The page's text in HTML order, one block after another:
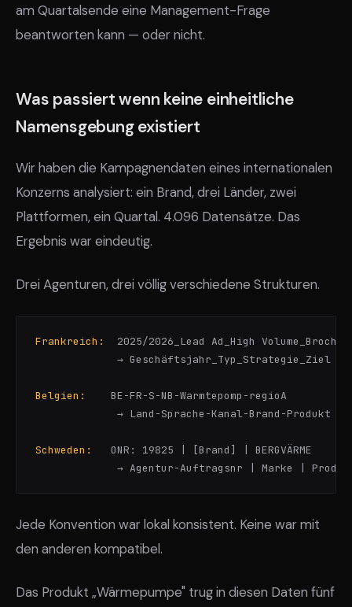
am Quartalsende eine Management-Frage
beantworten kann — oder nicht.
Was passiert wenn keine einheitliche
Namensgebung existiert
Wir haben die Kampagnendaten eines internationalen
Konzerns analysiert: ein Brand, drei Länder, zwei
Plattformen, ein Quartal. 4.096 Datensätze. Das
Ergebnis war eindeutig.
Drei Agenturen, drei völlig verschiedene Strukturen.
Frankreich:
2025/2026_Lead Ad_High
→ Geschäftsjahr_Typ_Strategie_Ziel
Belgien:
    BE-FR-S-NB-Warmtepomp-regioA
→ Land-Sprache-Kanal-Brand-Produkt
Schweden:
   ONR: 19825 | [Brand] | BERGVÄRME
→ Agentur-Auftragsnr | Marke |
Jede Konvention war lokal konsistent. Keine war mit
den anderen kompatibel.
Das Produkt „Wärmepumpe" trug in diesen Daten fünf